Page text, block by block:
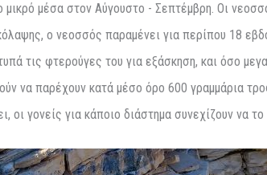
μικρό μέσα στον Αύγουστο - Σεπτέμβρη. Οι
ο νεοσσός παραμένει για περίπου 18
τις φτερούγες του για εξάσκηση, και όσο
να παρέχουν κατά μέσο όρο 600 γραμμάρια
οι γονείς για κάποιο διάστημα συνεχίζουν να